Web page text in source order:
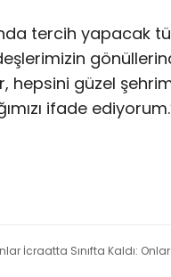
tercih yapacak
güzel
ifade
İcraatta Sınıfta Kaldı: